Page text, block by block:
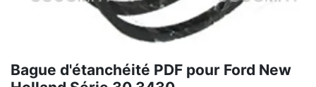
Bague d'étanchéité PDF pour Ford New